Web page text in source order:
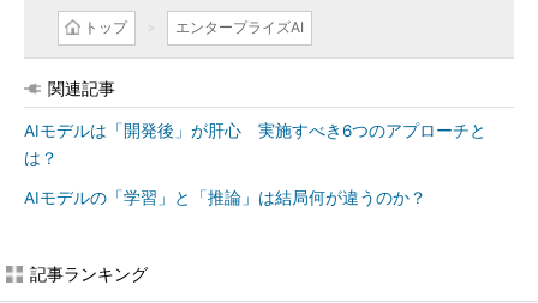
トップ エンタープライズAI
関連記事
AIモデルは「開発後」が肝心 実施すべき6つのアプローチと
は？
AIモデルの「学習」と「推論」は結局何が違うのか？
記事ランキング